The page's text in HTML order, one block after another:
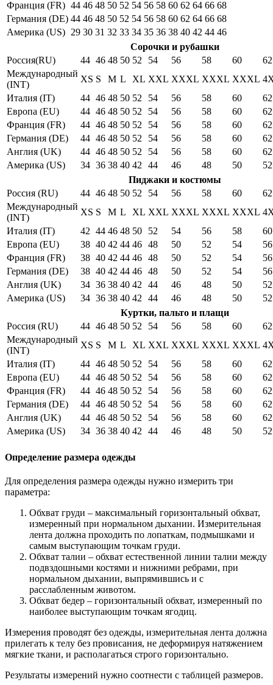
Франция (FR) 44 46 48 50 52 54 56 58 60 62 64 66 68
Германия (DE) 44 46 48 50 52 54 56 58 60 62 64 66 68
Америка (US) 29 30 31 32 33 34 35 36 38 40 42 44 46
Сорочки и рубашки
Россия(RU)
44 46 48 50 52 54 56 58 60
62
Международный
(INT)
XS S M L XL XXL XXXL XXXL XXXL
Италия (IT)
44 46 48 50 52 54 56 58 60
62
Европа (EU)
44 46 48 50 52 54 56 58 60
62
Франция (FR)
44 46 48 50 52 54 56 58 60
62
Германия (DE)
44 46 48 50 52 54 56 58 60
62
Англия (UK)
44 46 48 50 52 54 56 58 60
62
Америка (US)
34 36 38 40 42 44 46 48 50
52
Пиджаки и костюмы
Россия (RU)
44 46 48 50 52 54 56 58 60
62
Международный
(INT)
XS S M L XL XXL XXXL XXXL XXXL
Италия (IT)
42 44 46 48 50 52 54 56 58
60
Европа (EU)
38 40 42 44 46 48 50 52 54
56
Франция (FR)
38 40 42 44 46 48 50 52 54
56
Германия (DE)
38 40 42 44 46 48 50 52 54
56
Англия (UK)
34 36 38 40 42 44 46 48 50
52
Америка (US)
34 36 38 40 42 44 46 48 50
52
Куртки, пальто и плащи
Россия (RU)
44 46 48 50 52 54 56 58 60
62
Международный
(INT)
XS S M L XL XXL XXXL XXXL XXXL
Италия (IT)
44 46 48 50 52 54 56 58 60
62
Европа (EU)
44 46 48 50 52 54 56 58 60
62
Франция (FR)
44 46 48 50 52 54 56 58 60
62
Германия (DE)
44 46 48 50 52 54 56 58 60
62
Англия (UK)
44 46 48 50 52 54 56 58 60
62
Америка (US)
34 36 38 40 42 44 46 48 50 52
Определение размера одежды
Для определения размера одежды нужно измерить три
параметра:
Обхват груди – максимальный горизонтальный обхват,
измеренный при нормальном дыхании. Измерительная
лента должна проходить по лопаткам, подмышками и
самым выступающим точкам груди.
Обхват талии – обхват естественной линии талии между
подвздошными костями и нижними ребрами, при
нормальном дыхании, выпрямившись и с
расслабленным животом.
Обхват бедер – горизонтальный обхват, измеренный по
наиболее выступающим точкам ягодиц.
Измерения проводят без одежды, измерительная лента должна
прилегать к телу без провисания, не деформируя натяжением
мягкие ткани, и располагаться строго горизонтально.
Результаты измерений нужно соотнести с таблицей размеров.